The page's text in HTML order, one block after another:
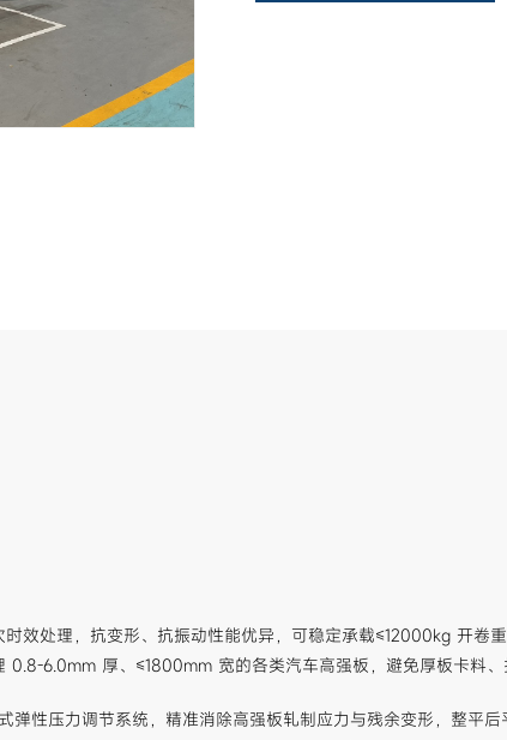
效处理，抗变形、抗振动性能优异，可稳定承载≤12000kg 开卷
6.0mm 厚、≤1800mm 宽的各类汽车高强板，避免厚板卡料
弹性压力调节系统，精准消除高强板轧制应力与残余变形，整平